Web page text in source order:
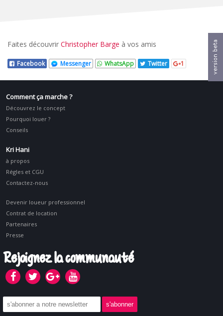
Faites découvrir Christopher Barge à vos amis
Facebook Messenger WhatsApp Twitter 1
Comment ça marche ?
Découvrez le concept
Pourquoi louer ?
Conseils
Kri Hani
à propos
Régles et CGU
Contactez-nous
Devenir loueur professionnel
Contrat de location
Partenaires
Presse
Rejoignez la communauté